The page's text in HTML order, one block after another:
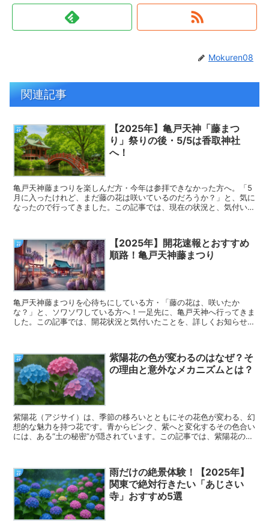
Mokuren08
関連記事
花
【2025年】亀戸天神「藤まつ
り」祭りの後・5/5は香取神社
へ！
亀戸天神藤まつりを楽しんだ方・今年は参拝できなかった方へ。「5
月に入ったけれど、まだ藤の花は咲いているのだろうか？」と、気に
なったので行ってきました。この記事では、現在の状況と、気付いた
花
【2025年】開花速報とおすすめ
順路！亀戸天神藤まつり
亀戸天神藤まつりを心待ちにしている方・「藤の花は、咲いたか
な？」と、ソワソワしている方へ！一足先に、亀戸天神へ行ってきま
した。この記事では、開花状況と気付いたことを、詳しくお知らせし
花
紫陽花の色が変わるのはなぜ？そ
の理由と意外なメカニズムとは？
紫陽花（アジサイ）は、季節の移ろいとともにその花色が変わる、幻
想的な魅力を持つ花です。青からピンク、紫へと変化するその色合い
には、ある“土の秘密”が隠されています。この記事では、紫陽花の色
花
雨だけの絶景体験！【2025年】
関東で絶対行きたい「あじさい
寺」おすすめ5選